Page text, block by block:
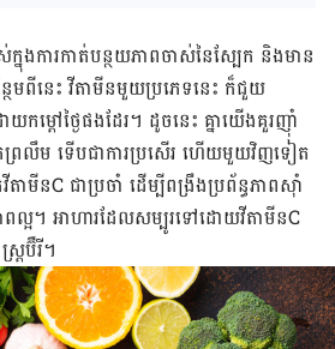
ក្នុង​ការ​កាត់បន្ថយ​ភាព​ចាស់​​នៃ​ស្បែក​ និង​មាន​
ម​ពី​នេះ វីតាមីន​មួយ​ប្រភេទ​នេះ​​ ក៏​ជួយ​
កម្ដៅ​ថ្ងៃ​ផង​ដែរ។ ដូចនេះ គ្នា​យើង​គួរ​ញ៉ាំ​
រលឹម​ ទើប​ជា​ការ​ប្រសើរ ហើយ​មួយ​វិញ​ទៀត​
ាមីន​C ជា​ប្រចាំ ដើម្បី​ពង្រឹង​ប្រព័ន្ធ​ភាព​ស៊ាំ
ល្អ។ អាហារ​ដែល​សម្បូរ​ទៅ​ដោយ​វីតាមីន​C
តប៊ឺរី។